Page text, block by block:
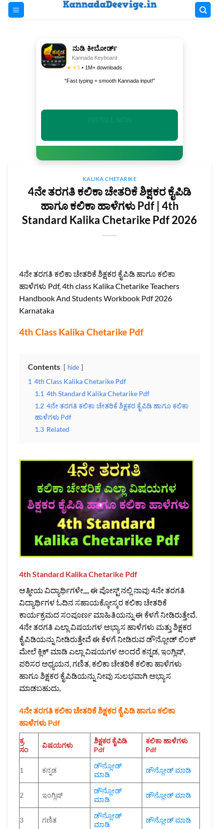
Skip
ನುಡಿ ಕೀಬೋರ್ಡ್
Kannada Keyboard
★ 4.5 • 1M+ downloads
"Fast typing + smooth Kannada input!"
KALIKA CHETARIKE
4ನೇ ತರಗತಿ ಕಲಿಕಾ ಚೇತರಿಕೆ ಶಿಕ್ಷಕರ ಕೈಪಿಡಿ
ಹಾಗೂ ಕಲಿಕಾ ಹಾಳೆಗಳು Pdf | 4th
Standard Kalika Chetarike Pdf 2026
4ನೇ ತರಗತಿ ಕಲಿಕಾ ಚೇತರಿಕೆ ಶಿಕ್ಷಕರ ಕೈಪಿಡಿ ಹಾಗೂ ಕಲಿಕಾ
ಹಾಳೆಗಳು Pdf, 4th class Kalika Chetarike Teachers
Handbook And Students Workbook Pdf 2026
Karnataka
4th Class Kalika Chetarike Pdf
Contents hide
1 4th Class Kalika Chetarike Pdf
1.1 4th Standard Kalika Chetarike Pdf
1.2 4ನೇ ತರಗತಿ ಕಲಿಕಾ ಚೇತರಿಕೆ ಶಿಕ್ಷಕರ ಕೈಪಿಡಿ ಹಾಗೂ ಕಲಿಕಾ
ಹಾಳೆಗಳು Pdf
1.3 Related
4th Standard Kalika Chetarike Pdf
ಆತ್ಮೀಯ ವಿದ್ಯಾರ್ಥಿಗಳೇ,,,, ಈ ಪೋಸ್ಟ್‌ ನಲ್ಲಿ ನಾವು 4ನೇ ತರಗತಿ
ವಿದ್ಯಾರ್ಥಿಗಳ ಓದಿನ ಸಹಾಯಕ್ಕೋಸ್ಕರ ಕಲಿಕಾ ಚೇತರಿಕೆ
ಕಾರ್ಯಕ್ರಮದ ಸಂಪೂರ್ಣ ಮಾಹಿತಿಯನ್ನು ಈ ಕೆಳಗೆ ನೀಡಿರುತ್ತೇವೆ.
4ನೇ ತರಗತಿ ಎಲ್ಲಾ ವಿಷಯಗಳ ಅಭ್ಯಾಸ ಹಾಳೆಗಳು ಮತ್ತು ಶಿಕ್ಷಕರ
ಕೈಪಿಡಿಯನ್ನು ನೀಡಿರುತ್ತೇವೆ ಈ ಕೆಳಗೆ ನೀಡಿರುವ ಡೌನ್ಲೋಡ್‌ ಲಿಂಕ್‌
ಮೇಲೆ ಕ್ಲಿಕ್‌ ಮಾಡಿ ಎಲ್ಲಾ ವಿಷಯಗಳ ಅಂದರೆ ಕನ್ನಡ, ಇಂಗ್ಲಿಷ್‌,
ಪರಿಸರ ಅಧ್ಯಯನ, ಗಣಿತ, ಕಲಿಕಾ ಚೇತರಿಕೆ ಕಲಿಕಾ ಹಾಳೆಗಳು
ಹಾಗೂ ಶಿಕ್ಷಕರ ಕೈಪಿಡಿಯನ್ನು ನೀವು ಸುಲಭವಾಗಿ ಅಭ್ಯಾಸ
ಮಾಡಬಹುದು,
4ನೇ ತರಗತಿ ಕಲಿಕಾ ಚೇತರಿಕೆ ಶಿಕ್ಷಕರ ಕೈಪಿಡಿ ಹಾಗೂ ಕಲಿಕಾ
ಹಾಳೆಗಳು Pdf
ಕ್ರ.
ಸಂ
ವಿಷಯಗಳು
ಶಿಕ್ಷಕರ ಕೈಪಿಡಿ
Pdf
ಕಲಿಕಾ ಹಾಳೆಗಳು
Pdf
1 ಕನ್ನಡ
ಡೌನ್ಲೋಡ್‌
ಮಾಡಿ
ಡೌನ್ಲೋಡ್‌ ಮಾಡಿ
2 ಇಂಗ್ಲಿಷ್
ಡೌನ್ಲೋಡ್‌
ಮಾಡಿ
ಡೌನ್ಲೋಡ್‌ ಮಾಡಿ
3 ಗಣಿತ
ಡೌನ್ಲೋಡ್‌
ಮಾಡಿ
ಡೌನ್ಲೋಡ್‌ ಮಾಡಿ